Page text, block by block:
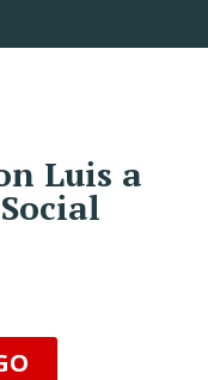
Luis a